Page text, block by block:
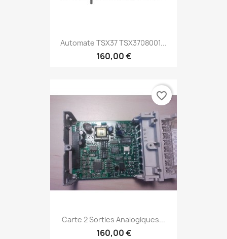
Automate TSX37 TSX3708001...
160,00 €
Carte 2 Sorties Analogiques...
160,00 €
favorite_border